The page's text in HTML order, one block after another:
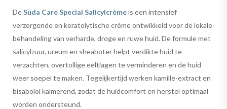
DeSüda Care Special Salicylcrèmeis een intensief
verzorgende en keratolytische crème ontwikkeld voor de lokale
behandeling van verharde, droge en ruwe huid. De formule met
salicylzuur, ureum en sheaboter helpt verdikte huid te
verzachten, overtollige eeltlagen te verminderen en de huid
weer soepel te maken. Tegelijkertijd werken kamille-extract en
bisabolol kalmerend, zodat de huidcomfort en herstel optimaal
worden ondersteund.